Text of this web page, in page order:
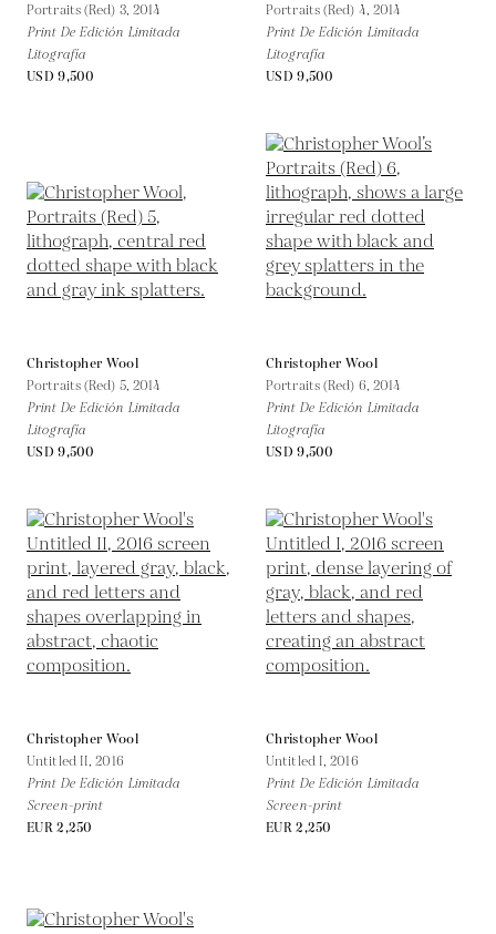
Portraits (Red) 3, 2014
Print De Edición Limitada
Litografía
USD 9,500
Portraits (Red) 4, 2014
Print De Edición Limitada
Litografía
USD 9,500
Christopher Wool
Portraits (Red) 5, 2014
Print De Edición Limitada
Litografía
USD 9,500
Christopher Wool
Portraits (Red) 6, 2014
Print De Edición Limitada
Litografía
USD 9,500
Christopher Wool
Untitled II,2016
Print De Edición Limitada
Screen-print
EUR 2,250
Christopher Wool
Untitled I,2016
Print De Edición Limitada
Screen-print
EUR 2,250